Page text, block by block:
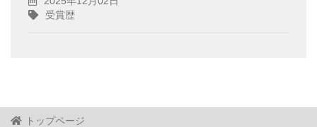
受賞歴
トップページ